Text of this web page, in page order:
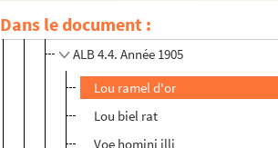
Dans le document :
ALB 4.3. Année 1904
ALB 4.4. Année 1905
Lou ramel d'or
Lou biel rat
Voe homini illi